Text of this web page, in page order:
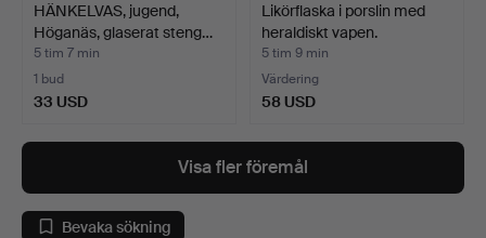
HÄNKELVAS, jugend,
Höganäs, glaserat steng…
5 tim 7 min
1 bud
33 USD
Likörflaska i porslin med
heraldiskt vapen.
5 tim 9 min
Värdering
58 USD
Visa fler föremål
Bevaka sökning